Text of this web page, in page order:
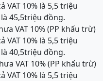
VAT 10% là 5,5 triệu
45,5triệu đồng.
VAT 10% (PP khấu trừ)
VAT 10% là 5,5 triệu
40,5triệu đồng.
VAT 10% (PP khấu trừ)
VAT 10% là 5,5 triệu